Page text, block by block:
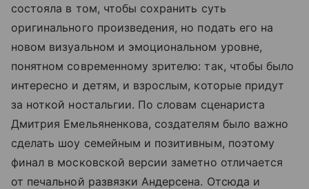
состояла в том, чтобы сохранить суть
оригинального произведения, но подать его на
новом визуальном и эмоциональном уровне,
понятном современному зрителю: так, чтобы было
интересно и детям, и взрослым, которые придут
за ноткой ностальгии. По словам сценариста
Дмитрия Емельяненкова, создателям было важно
сделать шоу семейным и позитивным, поэтому
финал в московской версии заметно отличается
от печальной развязки Андерсена. Отсюда и